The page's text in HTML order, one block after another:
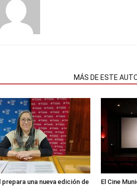
MÁS DE ESTE
prepara una nueva edición de
El Cine